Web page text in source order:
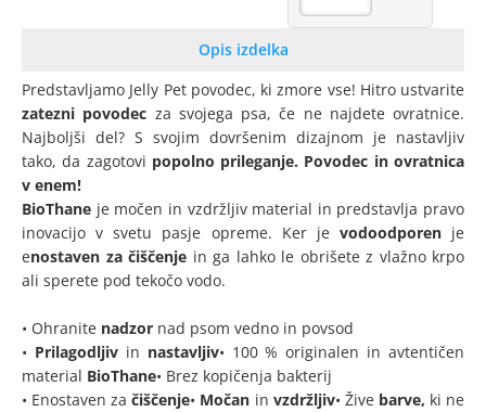
Opis izdelka
Predstavljamo Jelly Pet povodec, ki zmore vse! Hitro ustvarite
zatezni povodec za svojega psa, če ne najdete ovratnice.
Najboljši del? S svojim dovršenim dizajnom je nastavljiv
tako, da zagotovi popolno prileganje. Povodec in ovratnica
v enem!
BioThane je močen in vzdržljiv material in predstavlja pravo
inovacijo v svetu pasje opreme. Ker je vodoodporenje
enostaven za čiščenje in ga lahko le obrišete z vlažno krpo
ali sperete pod tekočo vodo.
• Ohranite nadzor nad psom vedno in povsod
• Prilagodljivin nastavljiv• 100 % originalen in avtentičen
material BioThane• Brez kopičenja bakterij
• Enostaven začiščenje• Močan in vzdržljiv• Žive barve, ki ne